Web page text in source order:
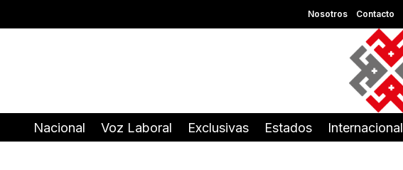
Nosotros Contacto
Nacional Voz Laboral Exclusivas Estados Internacional